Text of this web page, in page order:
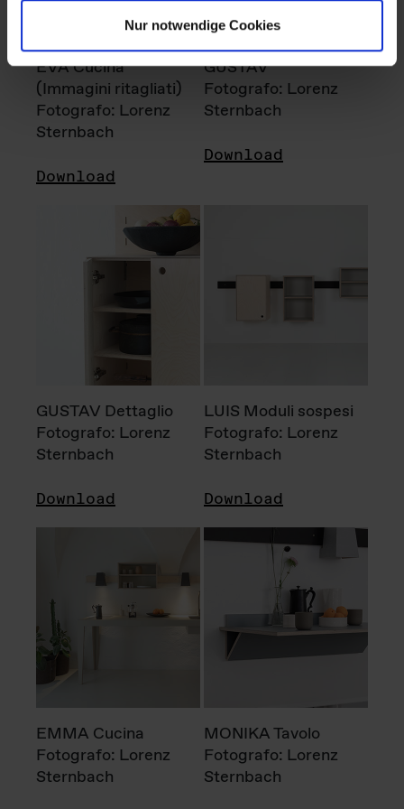
Nur notwendige Cookies
EVA Cucina
(Immagini ritagliati)
Fotografo: Lorenz
Sternbach
Download
GUSTAV
Fotografo: Lorenz
Sternbach
Download
GUSTAV Dettaglio
Fotografo: Lorenz
Sternbach
Download
LUIS Moduli sospesi
Fotografo: Lorenz
Sternbach
Download
EMMA Cucina
Fotografo: Lorenz
Sternbach
MONIKA Tavolo
Fotografo: Lorenz
Sternbach